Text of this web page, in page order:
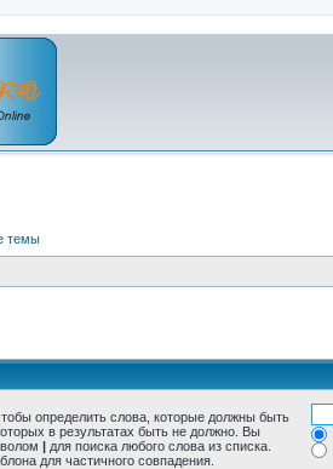
темы
определить слова, которые должны быть
в результатах быть не должно. Вы
| для поиска любого слова из списка.
для частичного совпадения.